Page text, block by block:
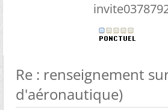
Re : renseignement
d'aéronautique)